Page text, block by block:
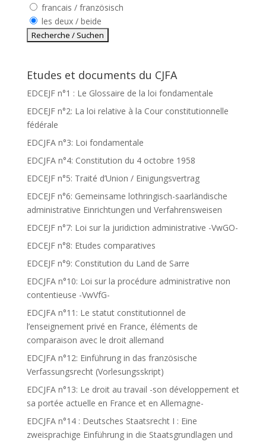
francais / französisch
les deux / beide
Etudes et documents du CJFA
EDCEJF n°1 : Le Glossaire de la loi fondamentale
EDCEJF n°2: La loi relative à la Cour constitutionnelle
fédérale
EDCJFA n°3: Loi fondamentale
EDCJFA n°4: Constitution du 4 octobre 1958
EDCEJF n°5: Traité d’Union / Einigungsvertrag
EDCEJF n°6: Gemeinsame lothringisch-saarländische
administrative Einrichtungen und Verfahrensweisen
EDCEJF n°7: Loi sur la juridiction administrative -VwGO-
EDCEJF n°8: Etudes comparatives
EDCEJF n°9: Constitution du Land de Sarre
EDCJFA n°10: Loi sur la procédure administrative non
contentieuse -VwVfG-
EDCJFA n°11: Le statut constitutionnel de
l’enseignement privé en France, éléments de
comparaison avec le droit allemand
EDCJFA n°12: Einführung in das französische
Verfassungsrecht (Vorlesungsskript)
EDCJFA n°13: Le droit au travail -son développement et
sa portée actuelle en France et en Allemagne-
EDCJFA n°14 : Deutsches Staatsrecht I : Eine
zweisprachige Einführung in die Staatsgrundlagen und